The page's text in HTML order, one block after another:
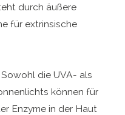
durch äußere
für extrinsische
die UVA- als
können für
Enzyme in der Haut